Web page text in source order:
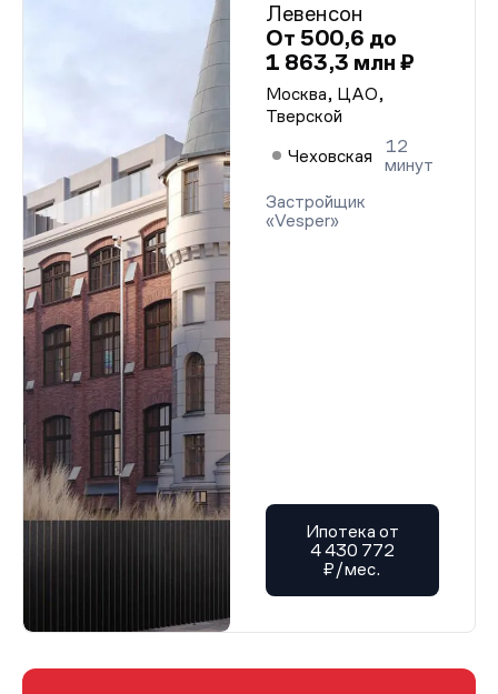
Левенсон
От 500,6 до
1 863,3 млн ₽
Москва, ЦАО,
Тверской
Чеховская
12
минут
Застройщик
«Vesper»
Ипотека от
4 430 772
₽/мес.